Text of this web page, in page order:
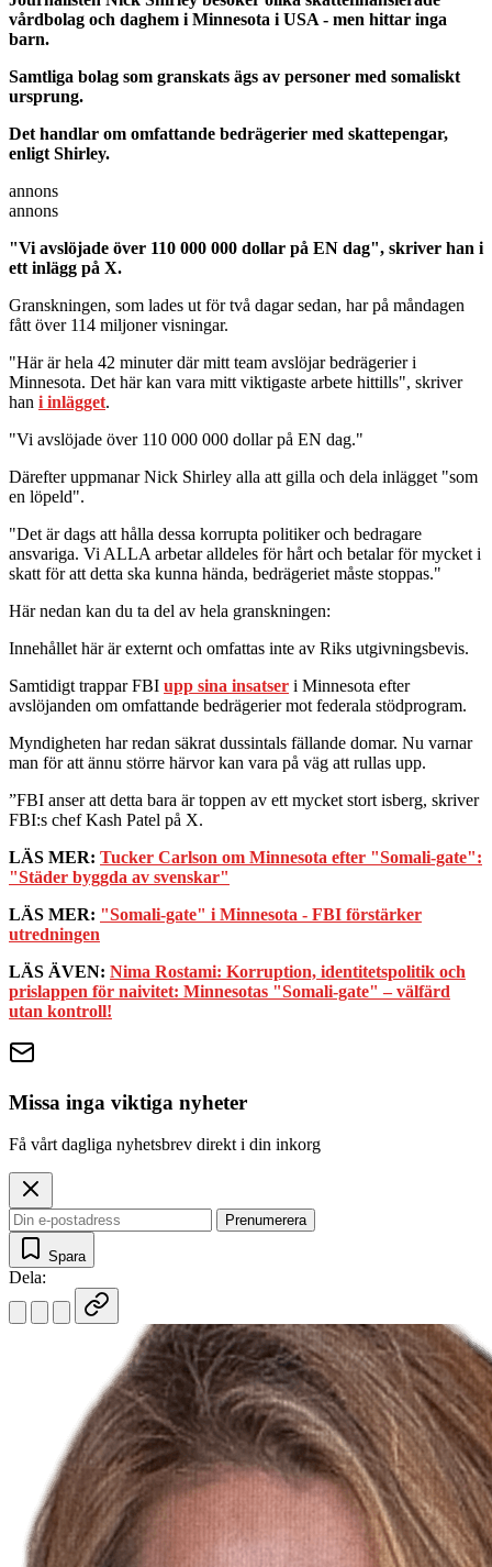
vårdbolag och daghem i Minnesota i USA - men hittar inga
barn.
Samtliga bolag som granskats ägs av personer med somaliskt
ursprung.
Det handlar om omfattande bedrägerier med skattepengar,
enligt Shirley.
annons
annons
"Vi avslöjade över 110 000 000 dollar på EN dag", skriver han i
ett inlägg på X.
Granskningen, som lades ut för två dagar sedan, har på måndagen
fått över 114 miljoner visningar.
"Här är hela 42 minuter där mitt team avslöjar bedrägerier i
Minnesota. Det här kan vara mitt viktigaste arbete hittills", skriver
han i inlägget.
"Vi avslöjade över 110 000 000 dollar på EN dag."
Därefter uppmanar Nick Shirley alla att gilla och dela inlägget "som
en löpeld".
"Det är dags att hålla dessa korrupta politiker och bedragare
ansvariga. Vi ALLA arbetar alldeles för hårt och betalar för mycket i
skatt för att detta ska kunna hända, bedrägeriet måste stoppas."
Här nedan kan du ta del av hela granskningen:
Innehållet här är externt och omfattas inte av Riks utgivningsbevis.
Samtidigt trappar FBI upp sina insatser i Minnesota efter
avslöjanden om omfattande bedrägerier mot federala stödprogram.
Myndigheten har redan säkrat dussintals fällande domar. Nu varnar
man för att ännu större härvor kan vara på väg att rullas upp.
”FBI anser att detta bara är toppen av ett mycket stort isberg, skriver
FBI:s chef Kash Patel på X.
LÄS MER: Tucker Carlson om Minnesota efter "Somali-gate":
"Städer byggda av svenskar"
LÄS MER: "Somali-gate" i Minnesota - FBI förstärker
utredningen
LÄS ÄVEN: Nima Rostami: Korruption, identitetspolitik och
prislappen för naivitet: Minnesotas "Somali-gate" – välfärd
utan kontroll!
Missa inga viktiga nyheter
Få vårt dagliga nyhetsbrev direkt i din inkorg
Prenumerera
Spara
Dela: